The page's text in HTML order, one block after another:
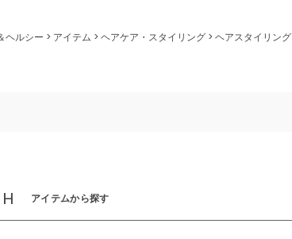
ヘルシー アイテム ヘアケア・スタイリング ヘアスタイリング
アイテムから探す